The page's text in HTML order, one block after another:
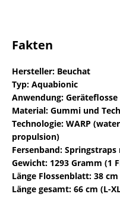
Fakten
Hersteller: Beuchat
Typ: Aquabionic
Anwendung: Geräteflosse
Material: Gummi und
Technologie: WARP
propulsion)
Fersenband:
Gewicht: 1293 Gramm (1
Länge Flossenblatt: 38 cm
Länge gesamt: 66 cm (L-